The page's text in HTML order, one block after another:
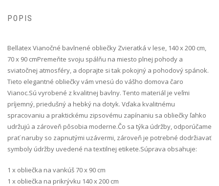
POPIS
Bellatex Vianočné bavlnené obliečky Zvieratká v lese, 140 x 200 cm,
70 x 90 cm Premeňte svoju spálňu na miesto plnej pohody a
sviatočnej atmosféry, a doprajte si tak pokojný a pohodový spánok.
Tieto elegantné obliečky vám vnesú do vášho domova čaro
Vianoc.Sú vyrobené z kvalitnej bavlny. Tento materiál je veľmi
príjemný, priedušný a hebký na dotyk. Vďaka kvalitnému
spracovaniu a praktickému zipsovému zapínaniu sa obliečky ľahko
udržujú a zároveň pôsobia moderne.Čo sa týka údržby, odporúčame
prať naruby so zapnutými uzávermi, zároveň je potrebné dodržiavať
symboly údržby uvedené na textilnej etikete.Súprava obsahuje:
1 x obliečka na vankúš 70 x 90 cm
1 x obliečka na prikrývku 140 x 200 cm